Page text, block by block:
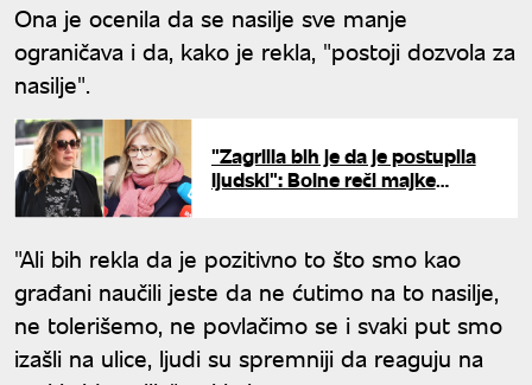
Ona je ocenila da se nasilje sve manje
ograničava i da, kako je rekla, "postoji dozvola za
nasilje".
"Zagrlila bih je da je postupila
ljudski": Bolne reči majke
"Ali bih rekla da je pozitivno to što smo kao
građani naučili jeste da ne ćutimo na to nasilje,
ne tolerišemo, ne povlačimo se i svaki put smo
izašli na ulice, ljudi su spremniji da reaguju na